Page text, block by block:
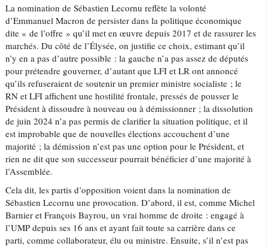
La nomination de Sébastien Lecornu reflète la volonté
d’Emmanuel Macron de persister dans la politique économique
dite « de l’offre » qu’il met en œuvre depuis 2017 et de rassurer les
marchés. Du côté de l’Élysée, on justifie ce choix, estimant qu’il
n’y en a pas d’autre possible : la gauche n’a pas assez de députés
pour prétendre gouverner, d’autant que LFI et LR ont annoncé
qu’ils refuseraient de soutenir un premier ministre socialiste ; le
RN et LFI affichent une hostilité frontale, pressés de pousser le
Président à dissoudre à nouveau ou à démissionner ; la dissolution
de juin 2024 n’a pas permis de clarifier la situation politique, et il
est improbable que de nouvelles élections accouchent d’une
majorité ; la démission n’est pas une option pour le Président, et
rien ne dit que son successeur pourrait bénéficier d’une majorité à
l’Assemblée.
Cela dit, les partis d’opposition voient dans la nomination de
Sébastien Lecornu une provocation. D’abord, il est, comme Michel
Barnier et François Bayrou, un vrai homme de droite : engagé à
l’UMP depuis ses 16 ans et ayant fait toute sa carrière dans ce
parti, comme collaborateur, élu ou ministre. Ensuite, s’il n’est pas